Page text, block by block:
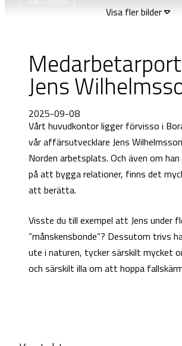
Visa fler bilder
Jens
2025-09-08
Vårt huvudkontor ligger förvisso i
vår affärsutvecklare Jens
Norden arbetsplats. Och även om
på att bygga relationer, finns det
att berätta.
Visste du till exempel att Jens under
”månskensbonde”? Dessutom trivs
ute i naturen, tycker särskilt mycket
och särskilt illa om att hoppa